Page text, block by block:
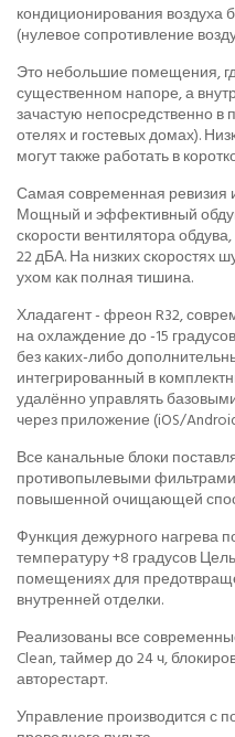
кондиционирования воздуха
(нулевое сопротивление
Это небольшие помещения,
существенном напоре, а
зачастую непосредственно
отелях и гостевых домах).
могут также работать в
Самая современная ревизия
Мощный и эффективный
скорости вентилятора
22 дБА. На низких скоростях
ухом как полная тишина.
Хладагент - фреон R32,
на охлаждение до -15
без каких-либо
интегрированный в
удалённо управлять
через приложение (iOS/
Все канальные блоки
противопылевыми
повышенной очищающей
Функция дежурного нагрева
температуру +8 градусов
помещениях для
внутренней отделки.
Реализованы все
Clean, таймер до 24 ч,
авторестарт.
Управление производится с